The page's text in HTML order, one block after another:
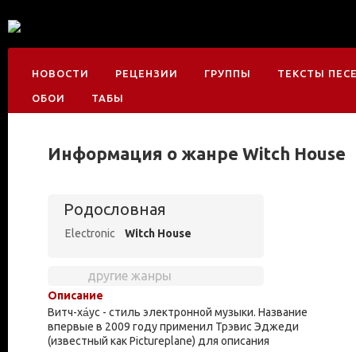
НОВОСТИ РЕЦЕНЗИИ ГРУППЫ ТЕКСТЫ
ОБОИ ТАБЫ
Информация о жанре Witch House
Родословная
Electronic Witch House
другие жанры
Описание
Витч-ха́ус - стиль электронной музыки. Название
впервые в 2009 году применил Трэвис Эджеди
(известный как Pictureplane) для описания